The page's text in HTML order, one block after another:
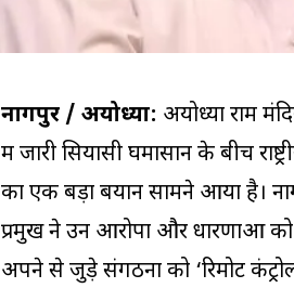
नागपुर / अयोध्या: अयोध्या राम
में जारी सियासी घमासान के बीच
का एक बड़ा बयान सामने आया है।
प्रमुख ने उन आरोपों और धारणाओं
अपने से जुड़े संगठनों को ‘रिमोट